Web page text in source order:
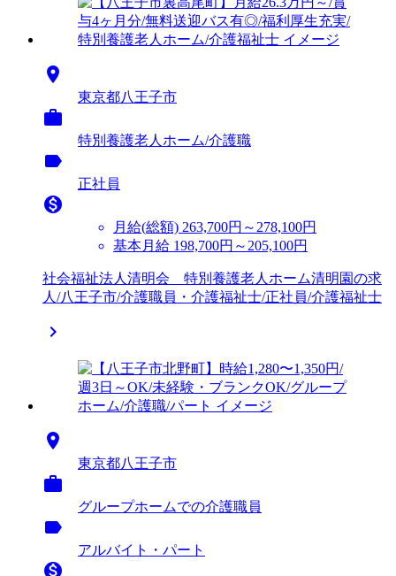

東京都八王子市

特別養護老人ホーム/介護職
label
正社員

月給(総額) 263,700円～278,100円
基本月給 198,700円～205,100円
社会福祉法人清明会 特別養護老人ホーム清明園の求
人/八王子市/介護職員・介護福祉士/正社員/介護福祉士


東京都八王子市

グループホームでの介護職員
label
アルバイト・パート
